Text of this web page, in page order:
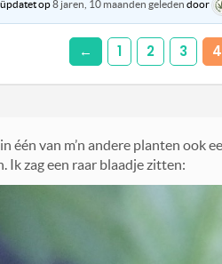
op8 jaren, 10 maanden geleden door
← 1 2 3 4
in één van m’n andere planten
Ik zag een raar blaadje zitten: